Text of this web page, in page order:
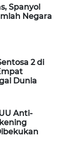
Spanyol
Negara
2 di
Dunia
Anti-